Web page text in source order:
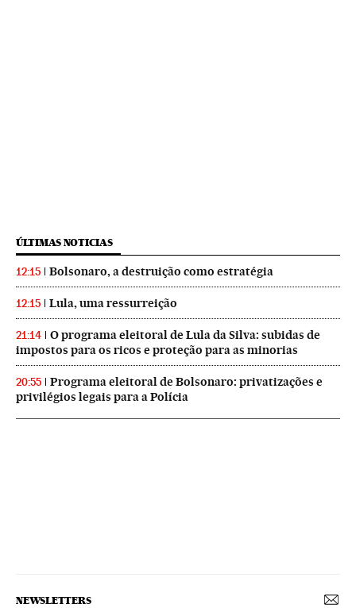
ÚLTIMAS NOTICIAS
12:15 Bolsonaro, a destruição como estratégia
12:15 Lula, uma ressurreição
21:14
O programa eleitoral de Lula da Silva: subidas de
impostos para os ricos e proteção para as minorias
20:55
Programa eleitoral de Bolsonaro: privatizações e
privilégios legais para a Polícia
NEWSLETTERS